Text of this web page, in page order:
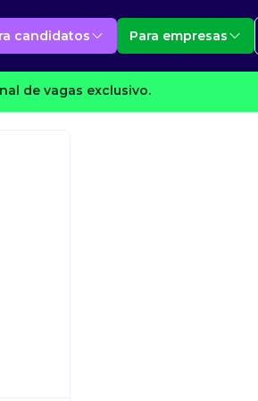
candidatos Para empresas
de vagas exclusivo.